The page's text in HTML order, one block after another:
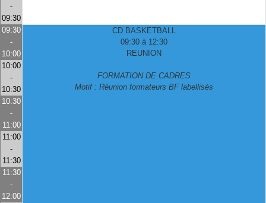
-
09:30
09:30
-
10:00
CD BASKETBALL
09:30 à 12:30
REUNION
FORMATION DE CADRES
Motif : Réunion formateurs BF labellisés
10:00
-
10:30
10:30
-
11:00
11:00
-
11:30
11:30
-
12:00